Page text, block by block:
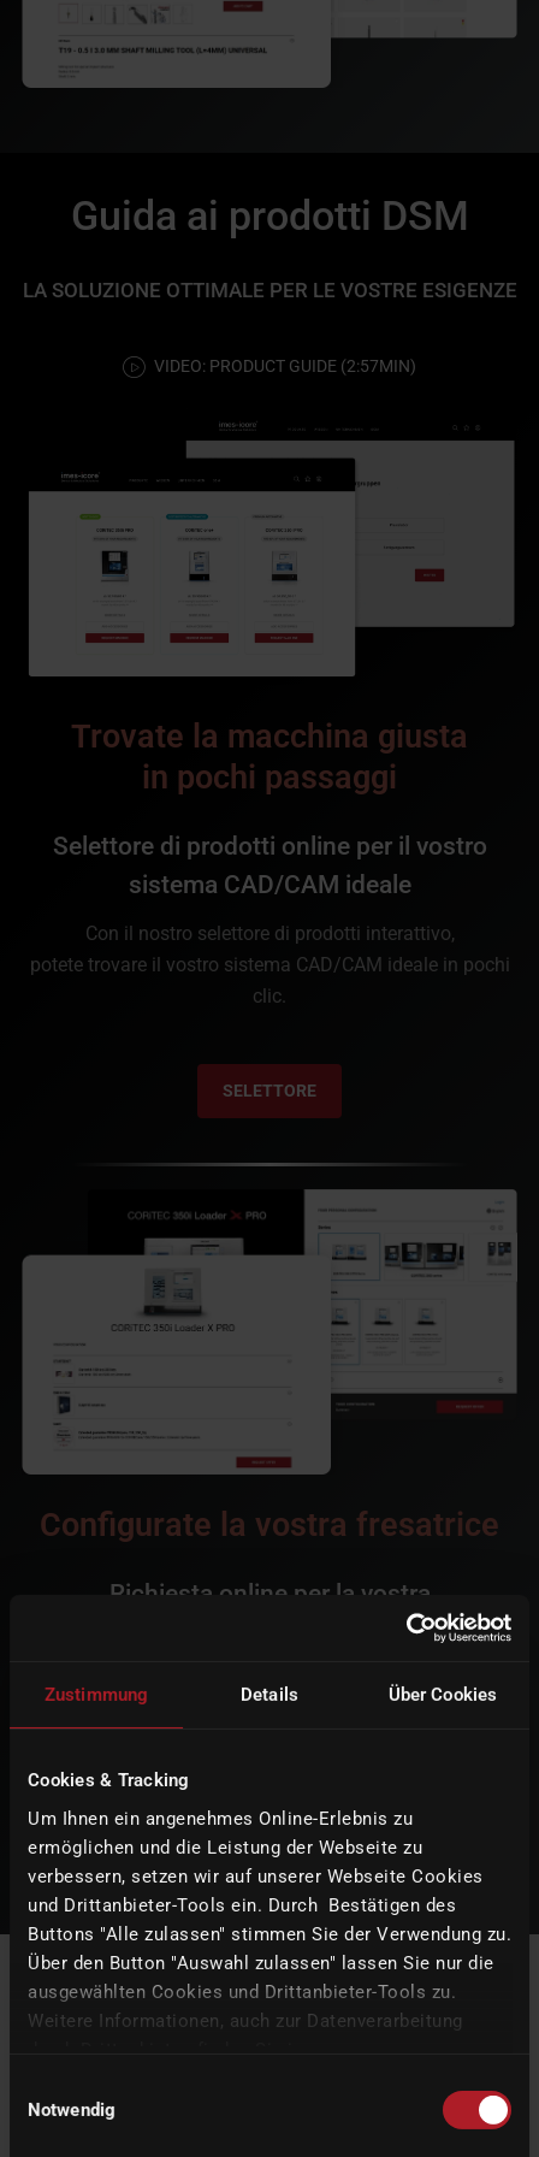
Zustimmung Details Über Cookies
Cookies & Tracking
Um Ihnen ein angenehmes Online-Erlebnis zu
ermöglichen und die Leistung der Webseite zu
verbessern, setzen wir auf unserer Webseite Cookies
und Drittanbieter-Tools ein. Durch Bestätigen des
Buttons "Alle zulassen" stimmen Sie der Verwendung zu.
Über den Button "Auswahl zulassen" lassen Sie nur die
ausgewählten Cookies und Drittanbieter-Tools zu.
Weitere Informationen, auch zur Datenverarbeitung
Notwendig
Guida ai prodotti DSM
LA SOLUZIONE OTTIMALE PER LE VOSTRE ESIGENZE
VIDEO: PRODUCT GUIDE (2:57MIN)
Trovate la macchina giusta
in pochi passaggi
Selettore di prodotti online per il vostro
sistema CAD/CAM ideale
Con il nostro selettore di prodotti interattivo,
potete trovare il vostro sistema CAD/CAM ideale in pochi
clic.
SELETTORE
Configurate la vostra fresatrice
Richiesta online per la vostra
configurazione individuale
Bastano pochi clic per accedere alla vostra macchina
personalizzata con tutte le combinazioni di accessori.
CONFIGURATOR
Il DSM Manager -
funzioni della piattaforma